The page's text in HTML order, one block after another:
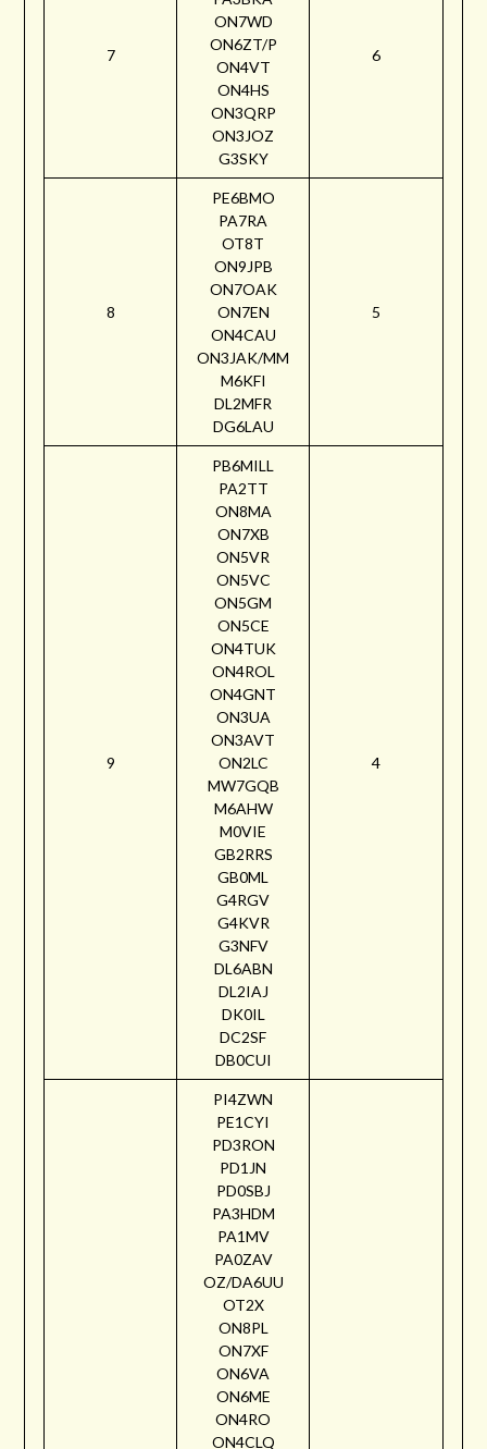
7
ON7WD
ON6ZT/P
ON4VT
ON4HS
ON3QRP
ON3JOZ
G3SKY
6
8
PE6BMO
PA7RA
OT8T
ON9JPB
ON7OAK
ON7EN
ON4CAU
ON3JAK/MM
M6KFI
DL2MFR
DG6LAU
5
9
PB6MILL
PA2TT
ON8MA
ON7XB
ON5VR
ON5VC
ON5GM
ON5CE
ON4TUK
ON4ROL
ON4GNT
ON3UA
ON3AVT
ON2LC
MW7GQB
M6AHW
M0VIE
GB2RRS
GB0ML
G4RGV
G4KVR
G3NFV
DL6ABN
DL2IAJ
DK0IL
DC2SF
DB0CUI
4
PI4ZWN
PE1CYI
PD3RON
PD1JN
PD0SBJ
PA3HDM
PA1MV
PA0ZAV
OZ/DA6UU
OT2X
ON8PL
ON7XF
ON6VA
ON6ME
ON4RO
ON4CLQ